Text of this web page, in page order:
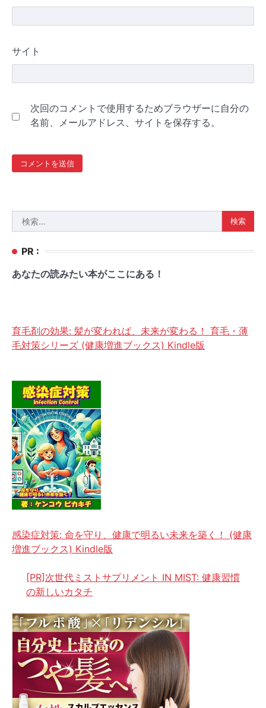
サイト
次回のコメントで使用するためブラウザーに自分の
名前、メールアドレス、サイトを保存する。
索:
PR :
あなたの読みたい本がここにある！
育毛剤の効果: 髪が変われば、未来が変わる！ 育毛・薄
毛対策シリーズ (健康増進ブックス) Kindle版
感染症対策: 命を守り、健康で明るい未来を築く！ (健康
増進ブックス) Kindle版
[PR]次世代ミストサプリメント IN MIST: 健康習慣
の新しいカタチ